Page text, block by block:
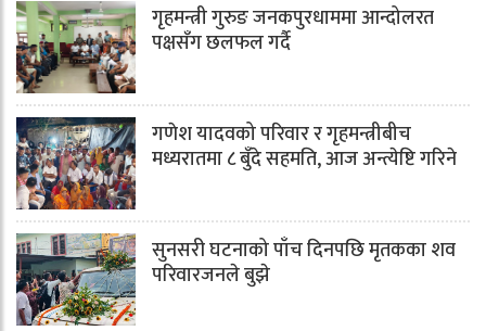
गृहमन्त्री गुरुङ जनकपुरधाममा आन्दोलरत
पक्षसँग छलफल गर्दै
गणेश यादवको परिवार र गृहमन्त्रीबीच
मध्यरातमा ८ बुँदे सहमति, आज अन्त्येष्टि गरिने
सुनसरी घटनाको पाँच दिनपछि मृतकका शव
परिवारजनले बुझे